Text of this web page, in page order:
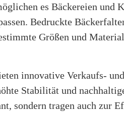
es Bäckereien und
Bedruckte
Größen und
innovative Verkaufs-
Stabilität und
sondern tragen auch zur